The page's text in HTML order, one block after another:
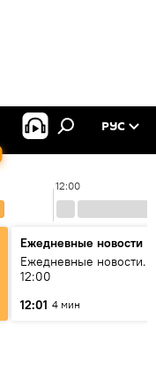
РУС
12:00
Ежедневные новости
Ежедневные новости.
12:00
12:01 4 мин